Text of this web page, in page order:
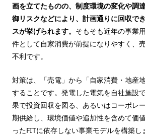
画を立てたものの、制度環境の変化や調
御リスクなどにより、計画通りに回収で
スが挙げられます。 そもそも近年の事業
件として自家消費が前提になりやすく、
不利です。
対策は、「売電」から「自家消費・地産
することです。発電した電気を自社施設
果で投資回収を図る、あるいはコーポレ
期供給し、環境価値や追加性を含めて価
ったFITに依存しない事業モデルを構築